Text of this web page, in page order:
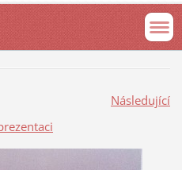
Následující